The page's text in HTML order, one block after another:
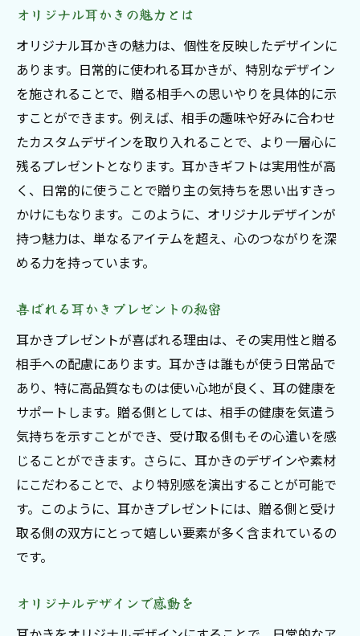
オリジナル耳かきの魅力とは
オリジナル耳かきの魅力は、個性を反映したデザインに
あります。日常的に使われる耳かきが、特別なデザイン
を施されることで、贈る相手への思いやりを具体的に示
すことができます。例えば、相手の趣味や好みに合わせ
たカスタムデザインを取り入れることで、より一層心に
残るプレゼントとなります。耳かきギフトは実用性が高
く、日常的に使うことで贈り主の気持ちを思い出すきっ
かけにもなります。このように、オリジナルデザインが
持つ魅力は、単なるアイテムを超え、心のつながりを深
める力を持っています。
喜ばれる耳かきプレゼントの秘密
耳かきプレゼントが喜ばれる理由は、その実用性と贈る
相手への配慮にあります。耳かきは誰もが使う日常品で
あり、特に高品質なものは使い心地が良く、耳の健康を
サポートします。贈る側としては、相手の健康を気遣う
気持ちを示すことができ、受け取る側もその心遣いを感
じることができます。さらに、耳かきのデザインや素材
にこだわることで、より特別感を演出することが可能で
す。このように、耳かきプレゼントには、贈る側と受け
取る側の双方にとって嬉しい要素が多く含まれているの
です。
オリジナルデザインで感動を